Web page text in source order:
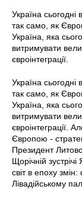
Україна сьогодні
так само, як
Україна, яка
витримувати
євроінтеграції.
Україна сьогодні
так само, як
Україна, яка
витримувати
євроінтеграції.
Європою -
Президент
Щорічній
світ в епоху
Лівадійському